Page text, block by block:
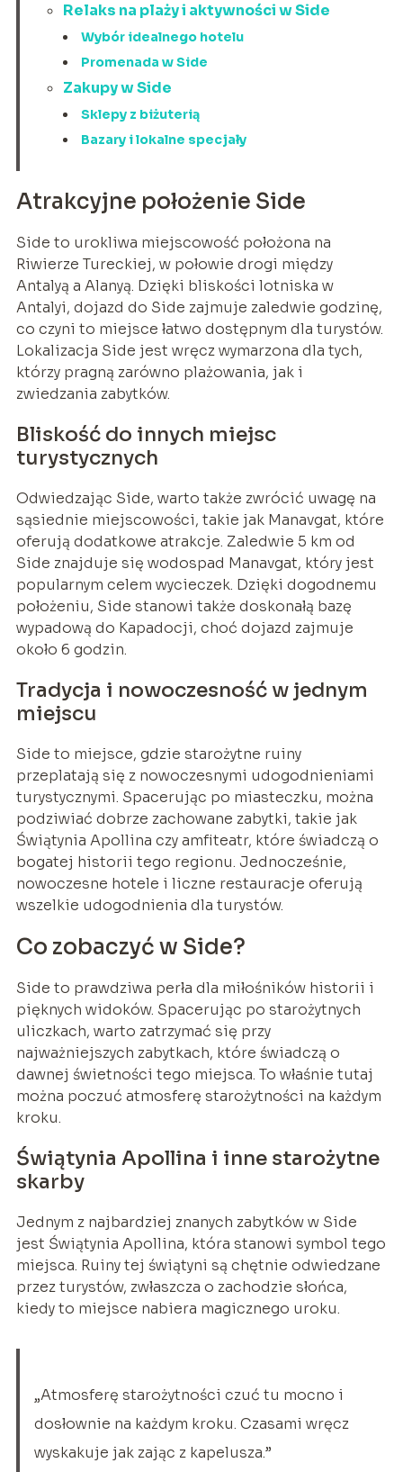
Relaks na plaży i aktywności w Side
Wybór idealnego hotelu
Promenada w Side
Zakupy w Side
Sklepy z biżuterią
Bazary i lokalne specjały
Atrakcyjne położenie Side
Side to urokliwa miejscowość położona na
Riwierze Tureckiej, w połowie drogi między
Antalyą a Alanyą. Dzięki bliskości lotniska w
Antalyi, dojazd do Side zajmuje zaledwie godzinę,
co czyni to miejsce łatwo dostępnym dla turystów.
Lokalizacja Side jest wręcz wymarzona dla tych,
którzy pragną zarówno plażowania, jak i
zwiedzania zabytków.
Bliskość do innych miejsc
turystycznych
Odwiedzając Side, warto także zwrócić uwagę na
sąsiednie miejscowości, takie jak Manavgat, które
oferują dodatkowe atrakcje. Zaledwie 5 km od
Side znajduje się wodospad Manavgat, który jest
popularnym celem wycieczek. Dzięki dogodnemu
położeniu, Side stanowi także doskonałą bazę
wypadową do Kapadocji, choć dojazd zajmuje
około 6 godzin.
Tradycja i nowoczesność w jednym
miejscu
Side to miejsce, gdzie starożytne ruiny
przeplatają się z nowoczesnymi udogodnieniami
turystycznymi. Spacerując po miasteczku, można
podziwiać dobrze zachowane zabytki, takie jak
Świątynia Apollina czy amfiteatr, które świadczą o
bogatej historii tego regionu. Jednocześnie,
nowoczesne hotele i liczne restauracje oferują
wszelkie udogodnienia dla turystów.
Co zobaczyć w Side?
Side to prawdziwa perła dla miłośników historii i
pięknych widoków. Spacerując po starożytnych
uliczkach, warto zatrzymać się przy
najważniejszych zabytkach, które świadczą o
dawnej świetności tego miejsca. To właśnie tutaj
można poczuć atmosferę starożytności na każdym
kroku.
Świątynia Apollina i inne starożytne
skarby
Jednym z najbardziej znanych zabytków w Side
jest Świątynia Apollina, która stanowi symbol tego
miejsca. Ruiny tej świątyni są chętnie odwiedzane
przez turystów, zwłaszcza o zachodzie słońca,
kiedy to miejsce nabiera magicznego uroku.
„Atmosferę starożytności czuć tu mocno i
dosłownie na każdym kroku. Czasami wręcz
wyskakuje jak zając z kapelusza.”